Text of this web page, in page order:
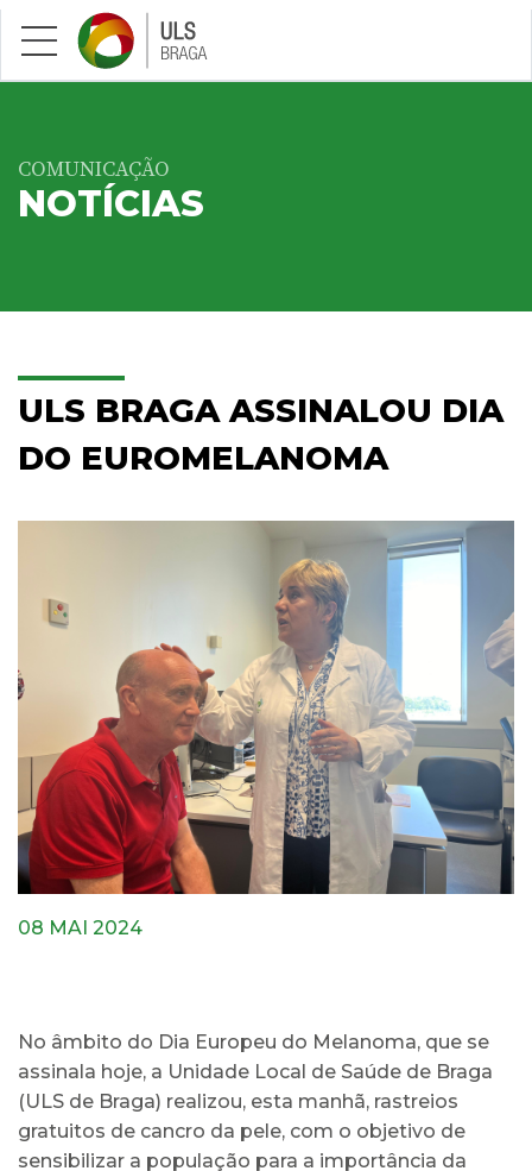
Saltar para conteúdo principal
COMUNICAÇÃO
NOTÍCIAS
ULS BRAGA ASSINALOU DIA
DO EUROMELANOMA
08 MAI 2024
No âmbito do Dia Europeu do Melanoma, que se
assinala hoje, a Unidade Local de Saúde de Braga
(ULS de Braga) realizou, esta manhã, rastreios
gratuitos de cancro da pele, com o objetivo de
sensibilizar a população para a importância da